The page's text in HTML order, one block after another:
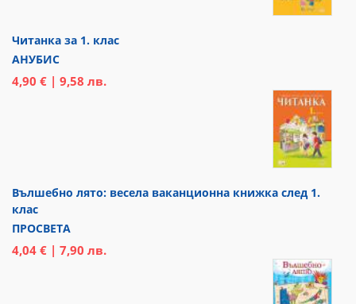
Читанка за 1. клас
АНУБИС
4,90 € | 9,58 лв.
Вълшебно лято: весела ваканционна книжка след 1.
клас
ПРОСВЕТА
4,04 € | 7,90 лв.